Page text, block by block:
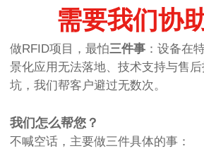
需要我们协
做RFID项目，最怕三件事 ：设备在
景化应用无法落地、技术支持与售
坑，我们帮客户避过无数次。
我们怎么帮您？
不喊空话，主要做三件具体的事：